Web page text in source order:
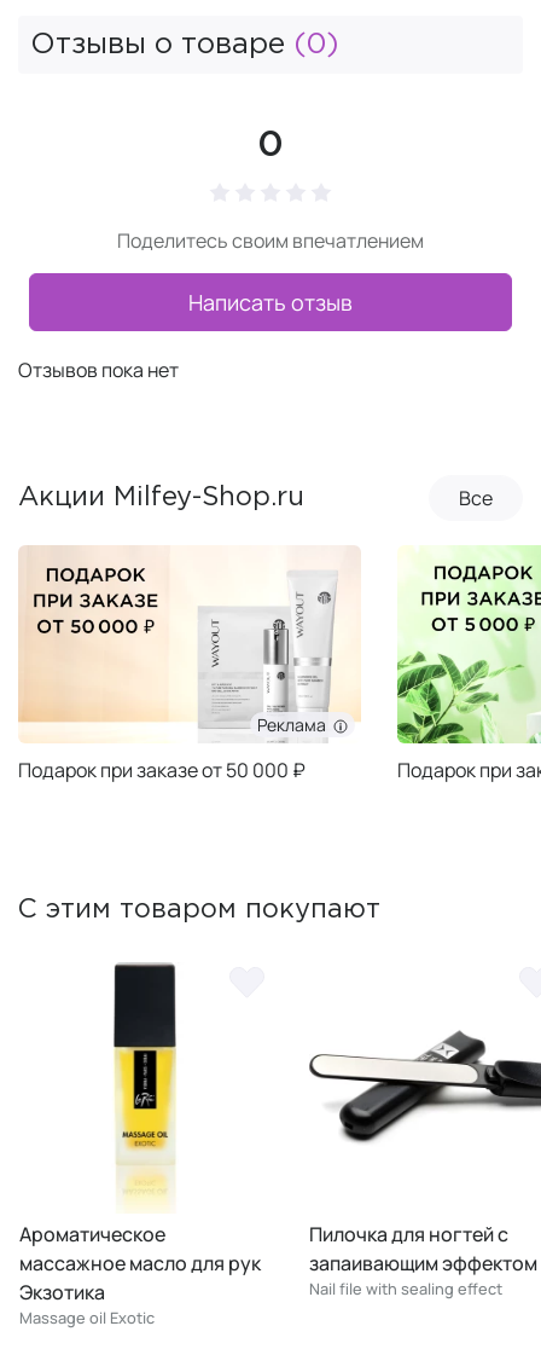
Отзывы о товаре (0)
0
Поделитесь своим впечатлением
Написать отзыв
Отзывов пока нет
Акции Milfey-Shop.ru Все
Реклама
Подарок при заказе от 50 000 ₽ Подарок при
С этим товаром покупают
масло для рук
oil Exotic
Пилочка для ногтей с
запаивающим эффектом
Nail file with sealing effect